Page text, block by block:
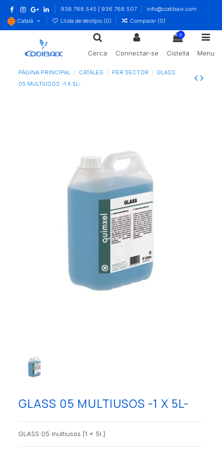
936 768 545 | 936 768 507
info@codibaix.com
Català
Llista de desitjos (0) Comparar (0)
Cerca Connectar-se
0
Cistella Menu
PÀGINA PRINCIPAL CATÀLEG PER SECTOR
GLASS
05 MULTIUSOS -1 X 5L-
GLASS 05 MULTIUSOS -1 X 5L-
GLASS 05 multiusos [1 x 5l.]